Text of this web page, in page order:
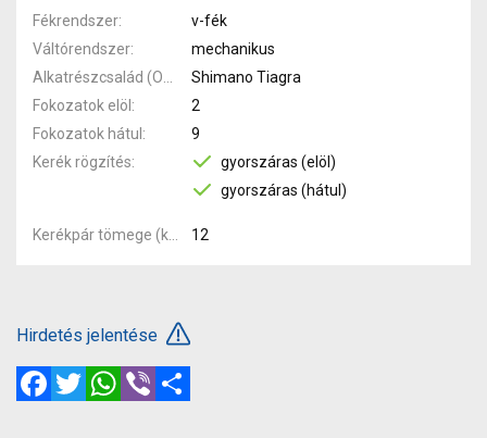
Fékrendszer
v-fék
Váltórendszer
mechanikus
Shimano Tiagra
Fokozatok elöl
2
Fokozatok hátul
9
Kerék rögzítés
gyorszáras (elöl)
gyorszáras (hátul)
12
Hirdetés jelentése
FacebookTwitterWhatsApp
Viber